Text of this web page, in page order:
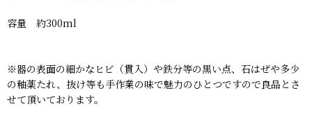
容量 約300ml
※器の表面の細かなヒビ（貫入）や鉄分等の黒い点、石はぜや多少
の釉薬たれ、抜け等も手作業の味で魅力のひとつですので良品とさ
せて頂いております。